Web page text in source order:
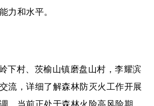
力和水平。
下村、茨榆山镇磨盘山村，李耀滨
流，详细了解森林防灭火工作开展